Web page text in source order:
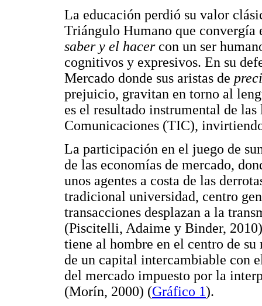
La educación perdió su valor
Triángulo Humano que convergía
saber y el hacercon un ser
cognitivos y expresivos. En su
Mercado donde sus aristas de
prejuicio, gravitan en torno al
es el resultado instrumental de
Comunicaciones (TIC),
La participación en el juego de
de las economías de mercado,
unos agentes a costa de las
tradicional universidad, centro
transacciones desplazan a la
(Piscitelli, Adaime y Binder,
tiene al hombre en el centro de
de un capital intercambiable con
del mercado impuesto por la
(Morín, 2000) (Gráfico 1).